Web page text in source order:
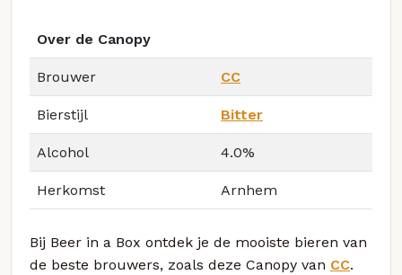
Over de Canopy
Brouwer CC
Bierstijl Bitter
Alcohol 4.0%
Herkomst Arnhem
Bij Beer in a Box ontdek je de mooiste bieren van
de beste brouwers, zoals deze Canopy van CC.